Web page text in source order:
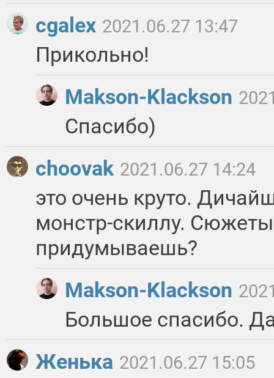
cgalex 2021.06.27 13:47
Прикольно!
Makson-Klackson
Спасибо)
choovak 2021.06.27 14:24
это очень круто.
монстр-скиллу.
придумываешь?
Makson-Klackson
Большое спасибо.
Женька 2021.06.27 15:05